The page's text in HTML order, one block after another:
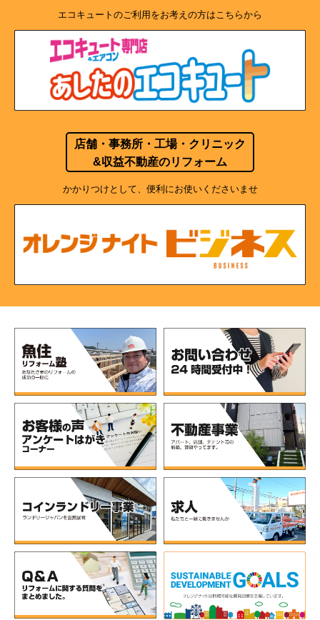
エコキュートのご利用をお考えの方はこちらから
店舗・事務所・工場・クリニック
&収益不動産のリフォーム
かかりつけとして、便利にお使いくださいませ